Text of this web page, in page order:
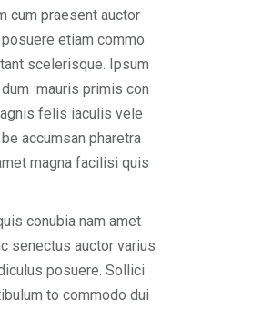
cum praesent auctor
etiam commo
scelerisque. Ipsum
mauris primis con
felis iaculis vele
accumsan pharetra
magna facilisi quis
conubia nam amet
senectus auctor varius
posuere. Sollici
to commodo dui